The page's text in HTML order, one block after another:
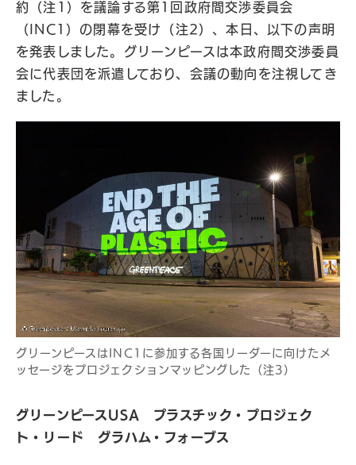
約（注1）を議論する第1回政府間交渉委員会
（INC1）の閉幕を受け（注2）、本日、以下の声明
を発表しました。グリーンピースは本政府間交渉委員
会に代表団を派遣しており、会議の動向を注視してき
ました。
グリーンピースはINC1に参加する各国リーダーに向けたメ
ッセージをプロジェクションマッピングした（注3）
グリーンピースUSA プラスチック・プロジェク
ト・リード グラハム・フォーブス